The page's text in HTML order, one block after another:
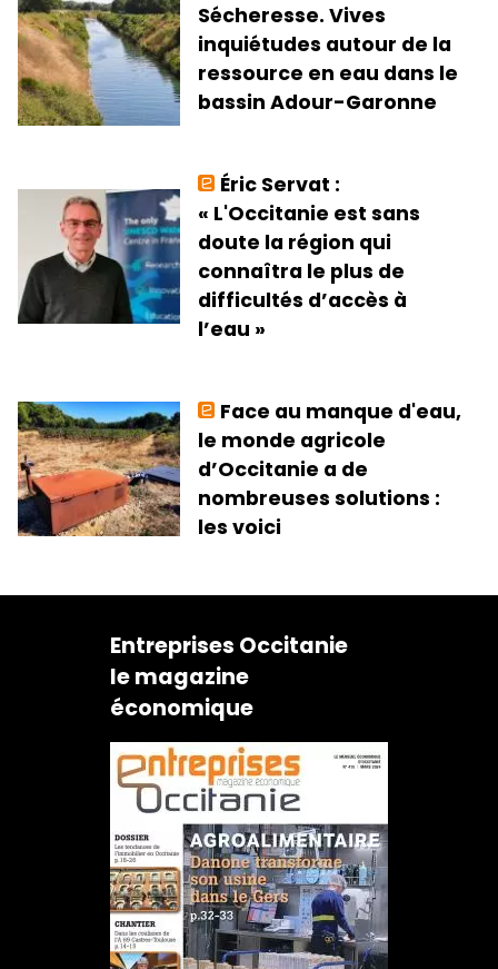
Sécheresse. Vives
inquiétudes autour de la
ressource en eau dans le
bassin Adour-Garonne
Éric Servat :
« L'Occitanie est sans
doute la région qui
connaîtra le plus de
difficultés d’accès à
l’eau »
Face au manque d'eau,
le monde agricole
d’Occitanie a de
nombreuses solutions :
les voici
Entreprises Occitanie
le magazine
économique